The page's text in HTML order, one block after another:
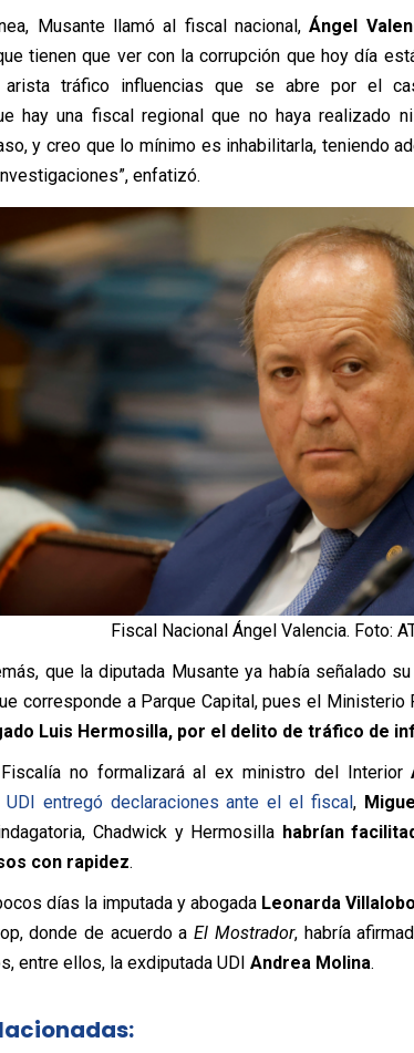
Musante llamó al fiscal nacional,Ángel
tienen que ver con la corrupción que hoy día
tráfico influencias que se abre por el
hay una fiscal regional que no haya realizado
y creo que lo mínimo es inhabilitarla, teniendo
enfatizó.
Fiscal Nacional Ángel Valencia. Foto:
que la diputada Musante ya había señalado
corresponde a Parque Capital, pues el Ministerio
Luis Hermosilla, por el delito de tráfico de
no formalizará al ex ministro del Interior
entregó declaraciones ante el el fiscal ,
Chadwick y Hermosilla habrían
con rapidez.
días la imputada y abogada Leonarda
donde de acuerdo aEl Mostrador, habría
entre ellos, la exdiputada UDI Andrea Molina.